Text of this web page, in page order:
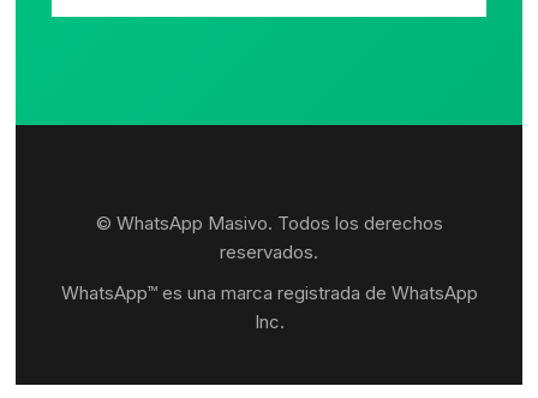
© WhatsApp Masivo. Todos los derechos
reservados.
WhatsApp™ es una marca registrada de WhatsApp
Inc.